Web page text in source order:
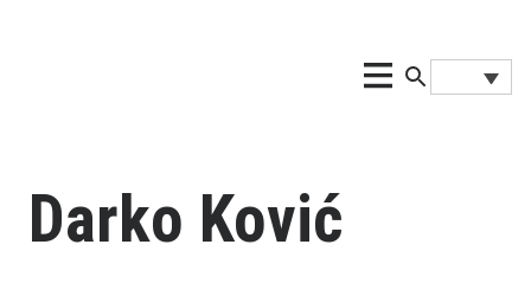
Darko Ković